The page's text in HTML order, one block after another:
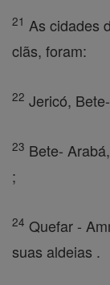
21 As cidades
clãs, foram:
22 Jericó,
23 Bete-
;
24 Quefar -
suas aldeias .